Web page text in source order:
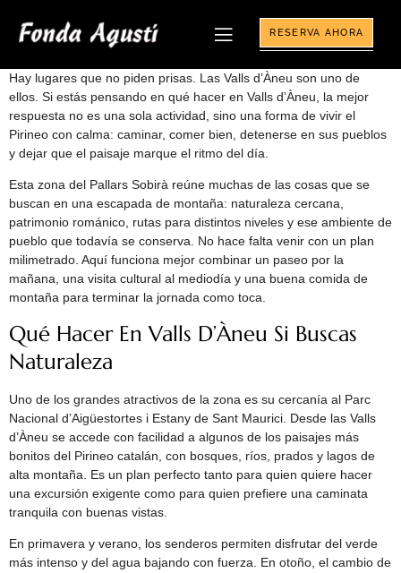
RESERVA AHORA
Hay lugares que no piden prisas. Las Valls d’Àneu son uno de
ellos. Si estás pensando en qué hacer en Valls d’Àneu, la mejor
respuesta no es una sola actividad, sino una forma de vivir el
Pirineo con calma: caminar, comer bien, detenerse en sus pueblos
y dejar que el paisaje marque el ritmo del día.
Esta zona del Pallars Sobirà reúne muchas de las cosas que se
buscan en una escapada de montaña: naturaleza cercana,
patrimonio románico, rutas para distintos niveles y ese ambiente de
pueblo que todavía se conserva. No hace falta venir con un plan
milimetrado. Aquí funciona mejor combinar un paseo por la
mañana, una visita cultural al mediodía y una buena comida de
montaña para terminar la jornada como toca.
Qué Hacer En Valls D’Àneu Si Buscas
Naturaleza
Uno de los grandes atractivos de la zona es su cercanía al Parc
Nacional d’Aigüestortes i Estany de Sant Maurici. Desde las Valls
d’Àneu se accede con facilidad a algunos de los paisajes más
bonitos del Pirineo catalán, con bosques, ríos, prados y lagos de
alta montaña. Es un plan perfecto tanto para quien quiere hacer
una excursión exigente como para quien prefiere una caminata
tranquila con buenas vistas.
En primavera y verano, los senderos permiten disfrutar del verde
más intenso y del agua bajando con fuerza. En otoño, el cambio de